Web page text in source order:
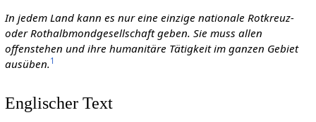
In jedem Land kann es nur eine einzige nationale Rotkreuz-
oder Rothalbmondgesellschaft geben. Sie muss allen
offenstehen und ihre humanitäre Tätigkeit im ganzen Gebiet
ausüben.1
Englischer Text